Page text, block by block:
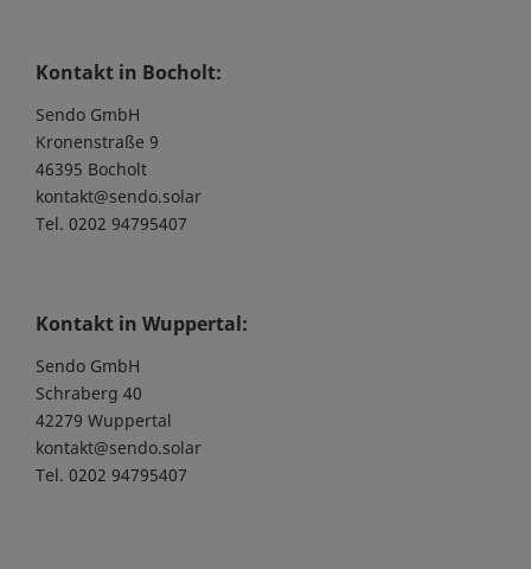
Kontakt in Bocholt:
Sendo GmbH
Kronenstraße 9
46395 Bocholt
kontakt@sendo.solar
Tel. 0202 94795407
Kontakt in Wuppertal:
Sendo GmbH
Schraberg 40
42279 Wuppertal
kontakt@sendo.solar
Tel. 0202 94795407